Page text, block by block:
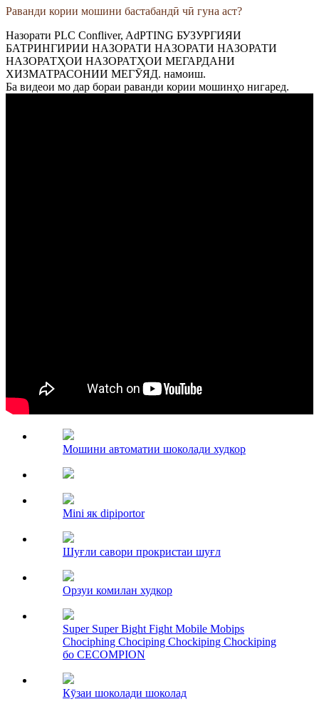
Раванди кории мошини бастабандӣ чӣ гуна аст?
Назорати PLC Confliver, AdPTING БУЗУРГИЯИ
БАТРИНГИРИИ НАЗОРАТИ НАЗОРАТИ НАЗОРАТИ
НАЗОРАТҲОИ НАЗОРАТҲОИ МЕГАРДАНИ
ХИЗМАТРАСОНИИ МЕГӮЯД. намоиш.
Ба видеои мо дар бораи раванди кории мошинҳо нигаред.
Мошини автоматии шоколади худкор
Mini як dipiportor
Шуғли савори прокристаи шуғл
Орзуи комилан худкор
Super Super Bight Fight Mobile Mobips
Chociphing Chociping Chockiping Chockiping
бо CECOMPION
Кӯзаи шоколади шоколад